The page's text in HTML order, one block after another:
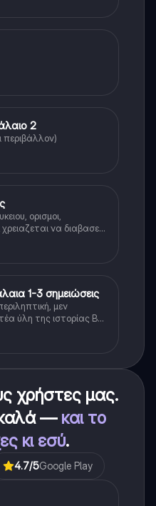
2
ορισμοι,
να διαβασεις
αλγεβρας.
1-3 σημειώσεις
μεν
ύλη της ιστορίας Β
την
με προσοχή και
χρήστες μας.
— και το
κι εσύ.
4.7/5Google Play